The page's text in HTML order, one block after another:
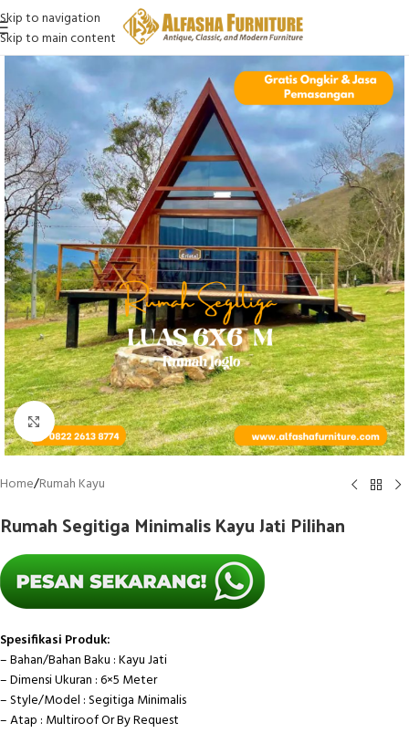
Skip to navigation
Skip to main content
Click to enlarge
Home/Rumah Kayu
Rumah Segitiga Minimalis Kayu Jati Pilihan
Spesifikasi Produk:
– Bahan/Bahan Baku : Kayu Jati
– Dimensi Ukuran : 6×5 Meter
– Style/Model : Segitiga Minimalis
– Atap : Multiroof Or By Request